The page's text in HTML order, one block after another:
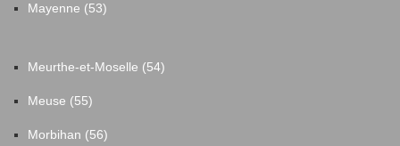
Mayenne (53)
Meurthe-et-Moselle (54)
Meuse (55)
Morbihan (56)